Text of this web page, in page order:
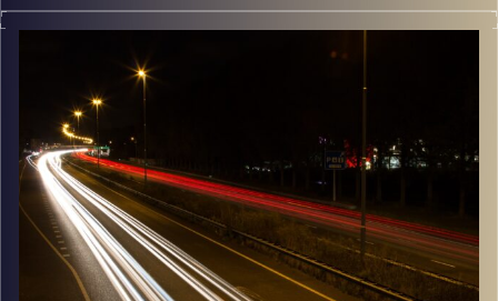
מוזיקה שתלווה אותנו אחרי יום עבודה ארוך ותחזיר אותנו
הביתה בשלום עם נעם זילבר
קרדיט תמונות: